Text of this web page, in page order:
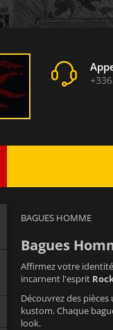
BAGUES HOMME
Bagues
Affirmez votre
incarnent l'esprit
Découvrez des
kustom. Chaque
look.